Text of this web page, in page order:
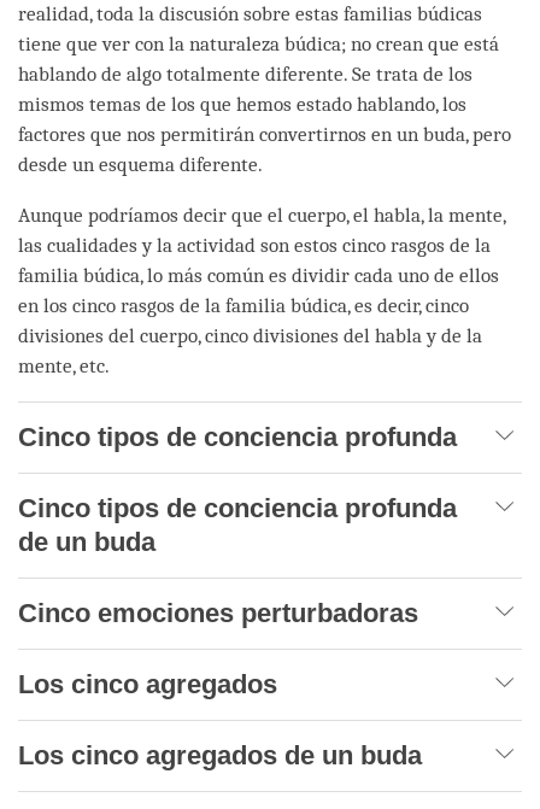
realidad, toda la discusión sobre estas familias búdicas
tiene que ver con la naturaleza búdica; no crean que está
hablando de algo totalmente diferente. Se trata de los
mismos temas de los que hemos estado hablando, los
factores que nos permitirán convertirnos en un buda, pero
desde un esquema diferente.
Aunque podríamos decir que el cuerpo, el habla, la mente,
las cualidades y la actividad son estos cinco rasgos de la
familia búdica, lo más común es dividir cada uno de ellos
en los cinco rasgos de la familia búdica, es decir, cinco
divisiones del cuerpo, cinco divisiones del habla y de la
mente, etc.
Cinco tipos de conciencia profunda
Cinco tipos de conciencia profunda
de un buda
Cinco emociones perturbadoras
Los cinco agregados
Los cinco agregados de un buda